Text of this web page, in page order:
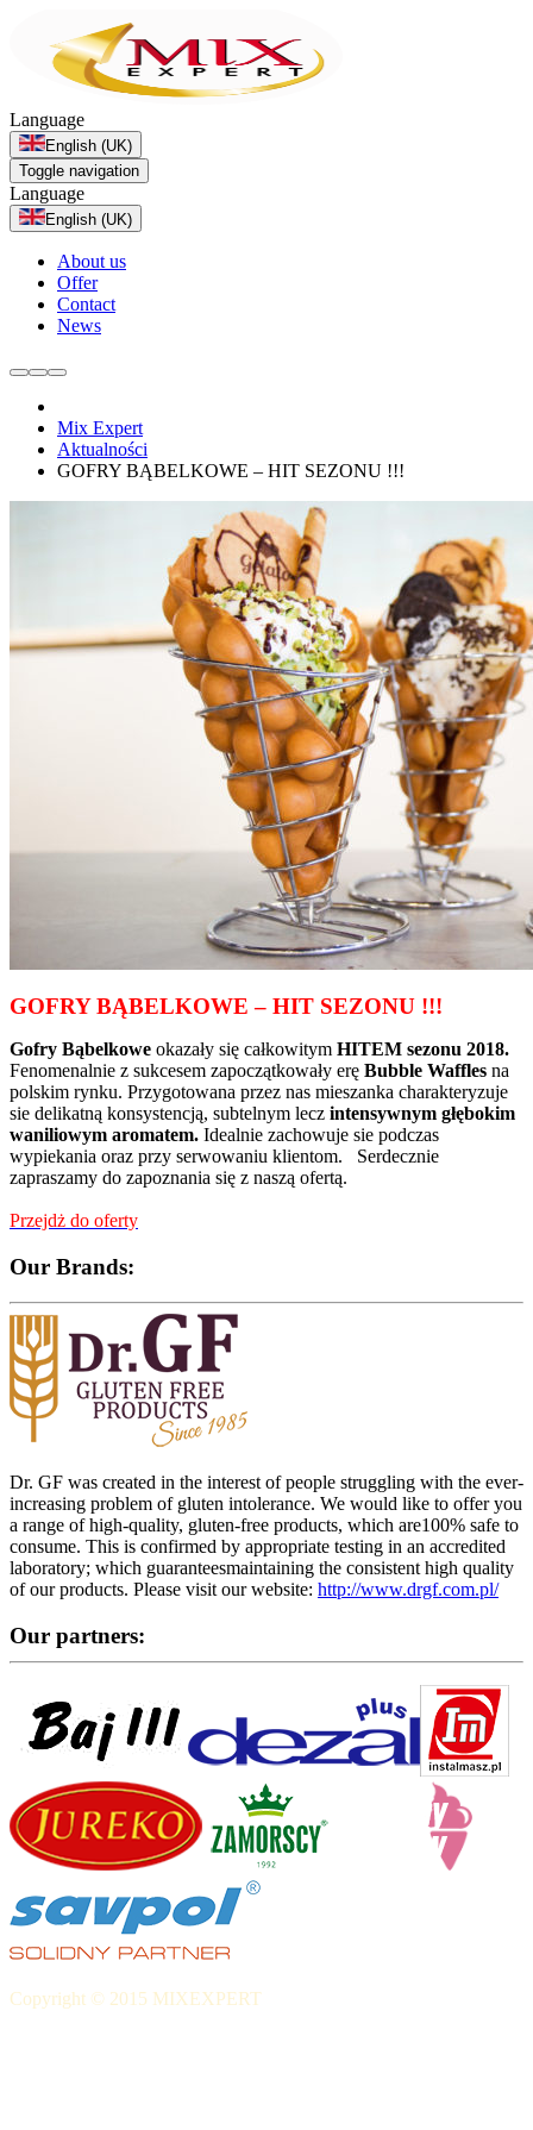
Language
English (UK)
Toggle navigation
Language
English (UK)
About us
Offer
Contact
News
Mix Expert
Aktualności
GOFRY BĄBELKOWE – HIT SEZONU !!!
GOFRY BĄBELKOWE – HIT SEZONU !!!
Gofry Bąbelkowe okazały się całkowitym HITEM sezonu 2018.
Fenomenalnie z sukcesem zapoczątkowały erę Bubble Waffles na
polskim rynku. Przygotowana przez nas mieszanka charakteryzuje
sie delikatną konsystencją, subtelnym lecz intensywnym głębokim
waniliowym aromatem. Idealnie zachowuje sie podczas
wypiekania oraz przy serwowaniu klientom. Serdecznie
zapraszamy do zapoznania się z naszą ofertą.
Przejdż do oferty
Our Brands:
Dr. GF was created in the interest of people struggling with the ever-
increasing problem of gluten intolerance. We would like to offer you
a range of high-quality, gluten-free products, which are100% safe to
consume. This is confirmed by appropriate testing in an accredited
laboratory; which guaranteesmaintaining the consistent high quality
of our products. Please visit our website: http://www.drgf.com.pl/
Our partners:
Copyright © 2015 MIXEXPERT